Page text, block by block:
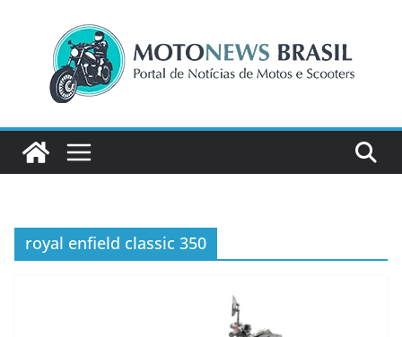
conteúdo
royal enfield classic 350